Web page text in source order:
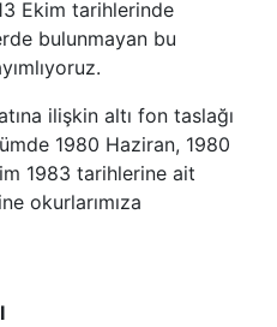
Ekim tarihlerinde
bulunmayan bu
ilişkin altı fon taslağı
1980 Haziran, 1980
1983 tarihlerine ait
okurlarımıza